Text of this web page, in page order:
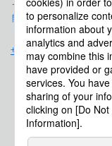
サイトマップ